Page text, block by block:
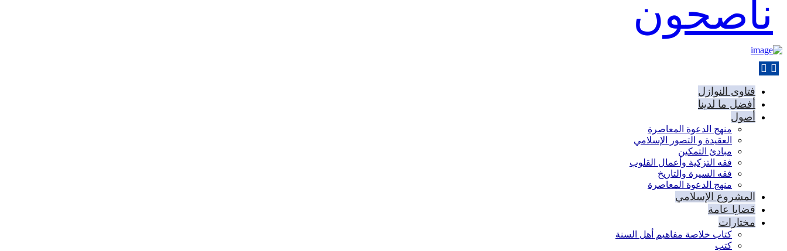
فتاوى النوازل
أفضل ما لدينا
أصول
منهج الدعوة المعاصرة
العقيدة و التصور الإسلامي
مبادئ التمكين
فقه التزكية وأعمال القلوب
فقه السيرة والتاريخ
منهج الدعوة المعاصرة
المشروع الإسلامي
قضايا عامة
مختارات
كتاب خلاصة مفاهيم أهل السنة
كتب